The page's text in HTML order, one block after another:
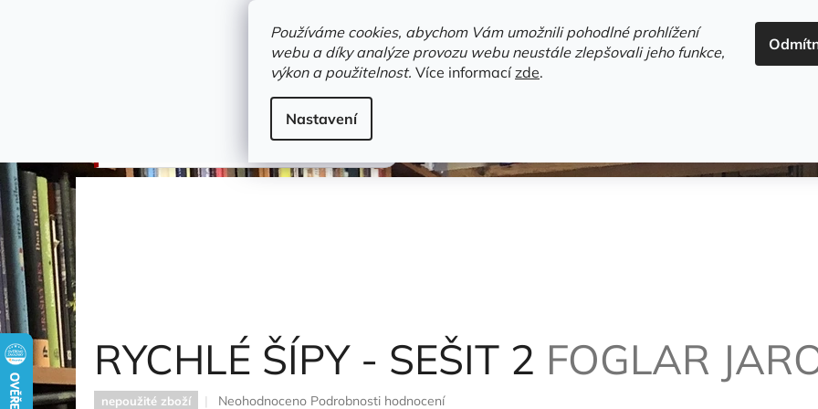
Používáme cookies, abychom Vám umožnili pohodlné prohlížení
webu a díky analýze provozu webu neustále zlepšovali jeho funkce,
výkon a použitelnost. Více informacízde.
Nastavení
HLEDAT
Novinky Trvalky a bestsellery
RYCHLÉ ŠÍPY - SEŠIT 2Foglar Jaroslav
RYCHLÉ ŠÍPY - SEŠIT 2 FOGLAR
nepoužité zboží
Průměrné
Neohodnoceno Podrobnosti hodnocení